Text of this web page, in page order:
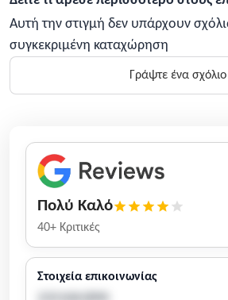
Αυτή την στιγμή δεν υπάρχουν
συγκεκριμένη καταχώρηση
Γράψτε ένα σχόλιο
Πολύ Καλό
40+ Κριτικές
Στοιχεία επικοινωνίας